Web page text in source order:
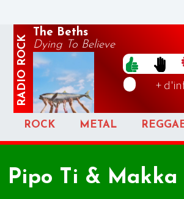
RADIO
ROCK
The Beths
Dying To Believe
+
ROCK METAL
Pipo Ti &